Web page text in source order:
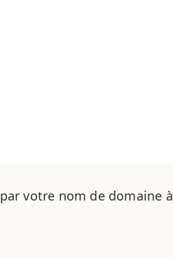
par votre nom de domaine à